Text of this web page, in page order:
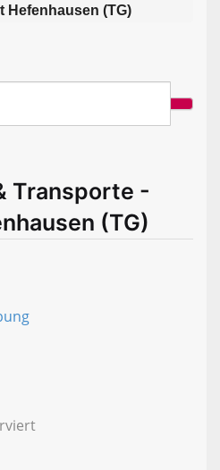
Hefenhausen (TG)
Transporte -
(TG)